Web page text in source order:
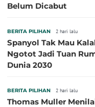
Belum Dicabut
BERITA PILIHAN 2 hari lalu
Spanyol Tak Mau
Ngotot Jadi Tuan
Dunia 2030
BERITA PILIHAN 2 hari lalu
Thomas Muller